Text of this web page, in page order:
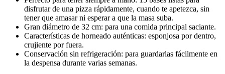
disfrutar de una pizza rápidamente, cuando te apetezca, sin
tener que amasar ni esperar a que la masa suba.
Gran diámetro de 32 cm: para una comida principal saciante.
Características de horneado auténticas: esponjosa por dentro,
crujiente por fuera.
Conservación sin refrigeración: para guardarlas fácilmente en
la despensa durante varias semanas.